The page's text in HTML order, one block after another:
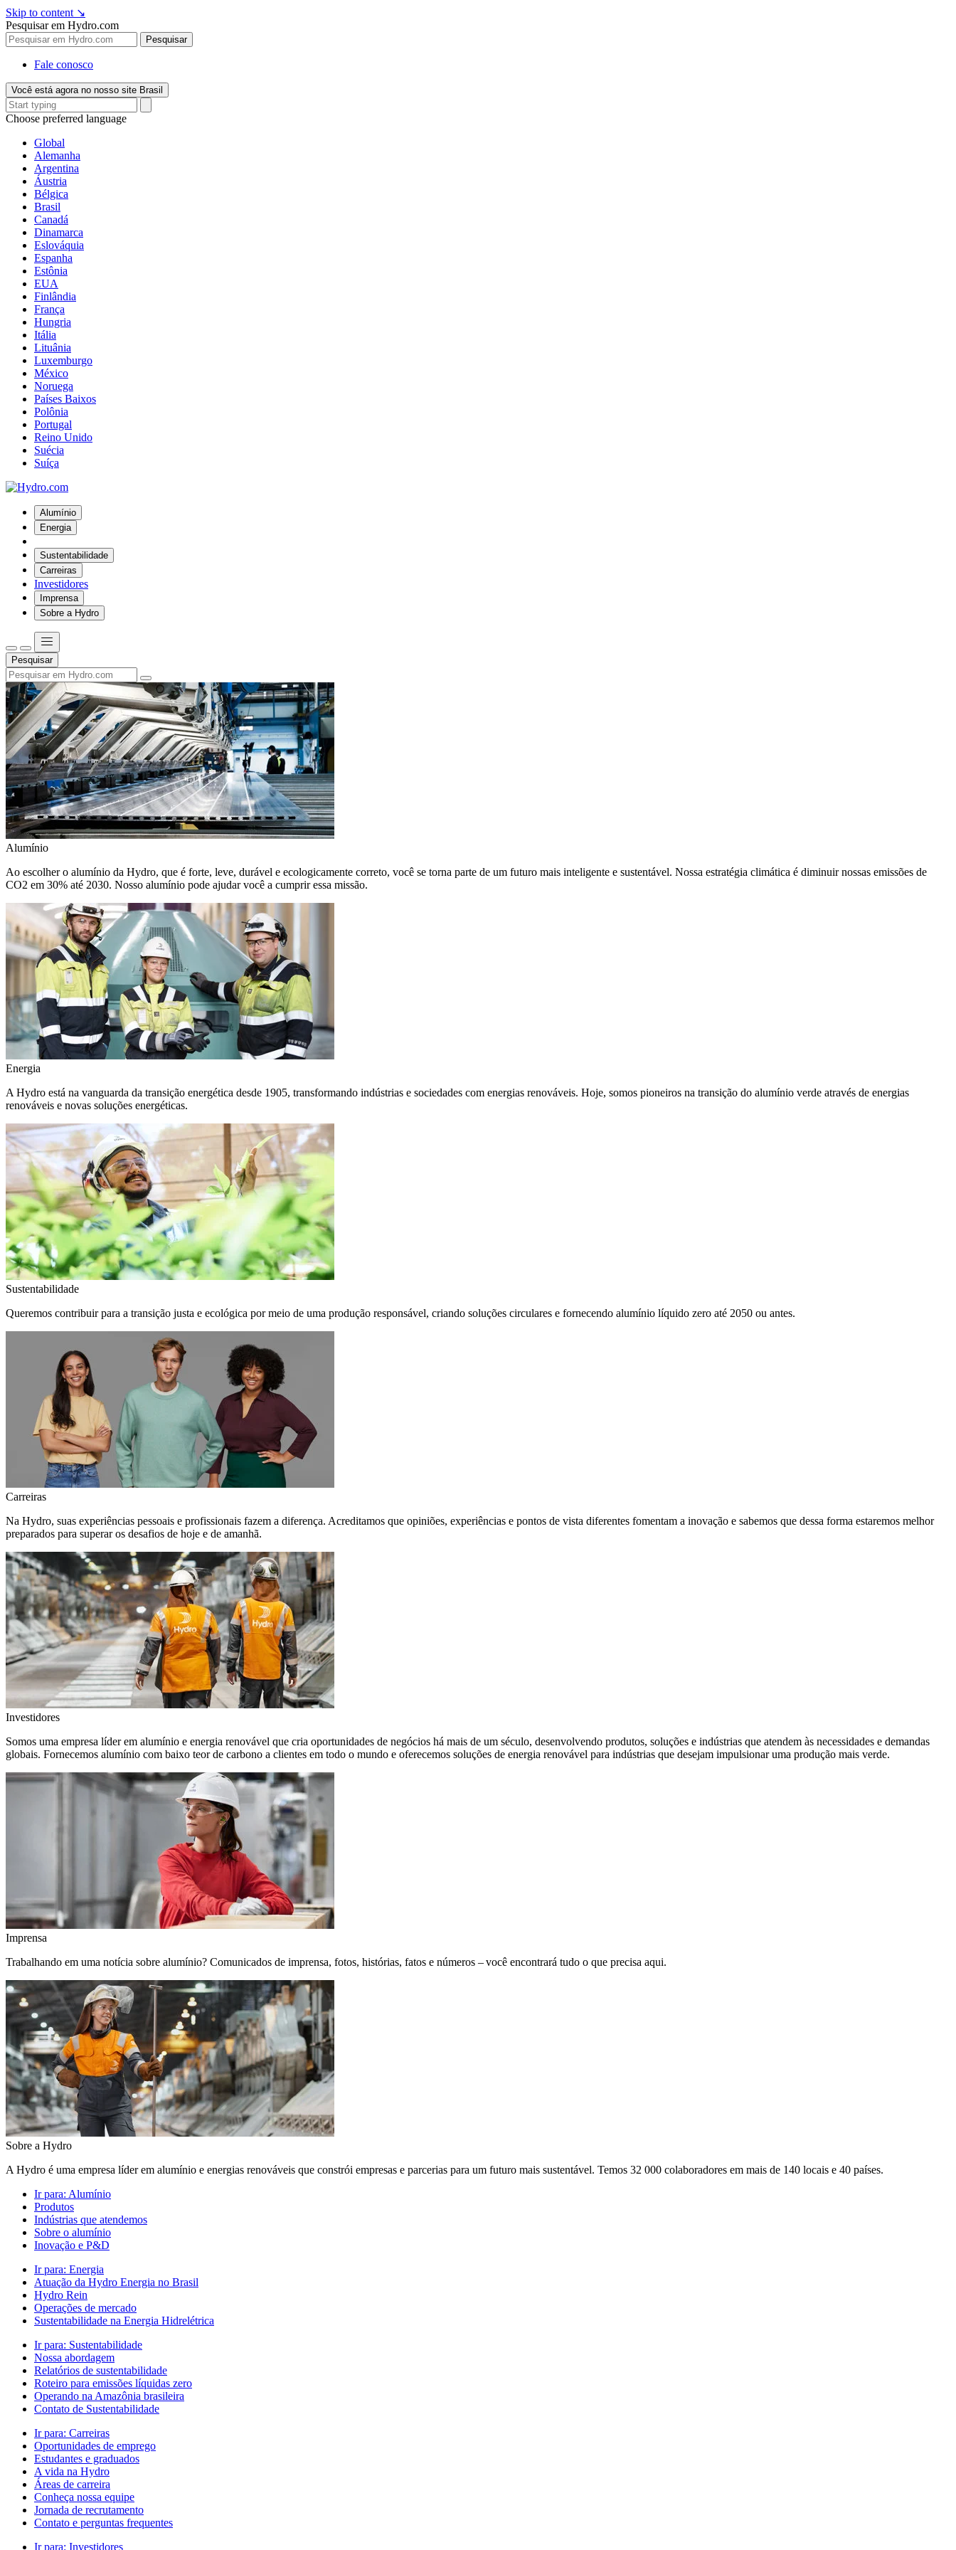
Skip to content ↘
Pesquisar em Hydro.com
Pesquisar
Fale conosco
Você está agora no nosso site Brasil
Choose preferred language
Global
Alemanha
Argentina
Áustria
Bélgica
Brasil
Canadá
Dinamarca
Eslováquia
Espanha
Estônia
EUA
Finlândia
França
Hungria
Itália
Lituânia
Luxemburgo
México
Noruega
Países Baixos
Polônia
Portugal
Reino Unido
Suécia
Suíça
Alumínio
Energia
Sustentabilidade
Carreiras
Investidores
Imprensa
Sobre a Hydro
Pesquisar
Alumínio
Ao escolher o alumínio da Hydro, que é forte, leve, durável e ecologicamente correto, você se torna parte de um futuro mais inteligente e sustentável. Nossa estratégia climática é diminuir nossas emissões de
CO2 em 30% até 2030. Nosso alumínio pode ajudar você a cumprir essa missão.
Energia
A Hydro está na vanguarda da transição energética desde 1905, transformando indústrias e sociedades com energias renováveis. Hoje, somos pioneiros na transição do alumínio verde através de energias
renováveis e novas soluções energéticas.
Sustentabilidade
Queremos contribuir para a transição justa e ecológica por meio de uma produção responsável, criando soluções circulares e fornecendo alumínio líquido zero até 2050 ou antes.
Carreiras
Na Hydro, suas experiências pessoais e profissionais fazem a diferença. Acreditamos que opiniões, experiências e pontos de vista diferentes fomentam a inovação e sabemos que dessa forma estaremos melhor
preparados para superar os desafios de hoje e de amanhã.
Investidores
Somos uma empresa líder em alumínio e energia renovável que cria oportunidades de negócios há mais de um século, desenvolvendo produtos, soluções e indústrias que atendem às necessidades e demandas
globais. Fornecemos alumínio com baixo teor de carbono a clientes em todo o mundo e oferecemos soluções de energia renovável para indústrias que desejam impulsionar uma produção mais verde.
Imprensa
Trabalhando em uma notícia sobre alumínio? Comunicados de imprensa, fotos, histórias, fatos e números – você encontrará tudo o que precisa aqui.
Sobre a Hydro
A Hydro é uma empresa líder em alumínio e energias renováveis que constrói empresas e parcerias para um futuro mais sustentável. Temos 32 000 colaboradores em mais de 140 locais e 40 países.
Ir para: Alumínio
Produtos
Indústrias que atendemos
Sobre o alumínio
Inovação e P&D
Ir para: Energia
Atuação da Hydro Energia no Brasil
Hydro Rein
Operações de mercado
Sustentabilidade na Energia Hidrelétrica
Ir para: Sustentabilidade
Nossa abordagem
Relatórios de sustentabilidade
Roteiro para emissões líquidas zero
Operando na Amazônia brasileira
Contato de Sustentabilidade
Ir para: Carreiras
Oportunidades de emprego
Estudantes e graduados
A vida na Hydro
Áreas de carreira
Conheça nossa equipe
Jornada de recrutamento
Contato e perguntas frequentes
Ir para: Investidores